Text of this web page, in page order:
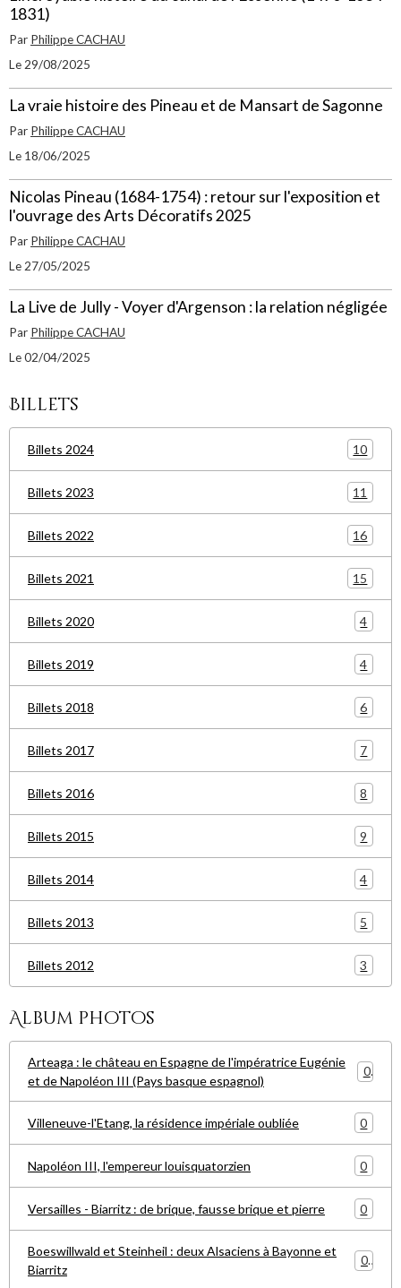
1831)
Par Philippe CACHAU
Le 29/08/2025
La vraie histoire des Pineau et de Mansart de Sagonne
Par Philippe CACHAU
Le 18/06/2025
Nicolas Pineau (1684-1754) : retour sur l'exposition et
l'ouvrage des Arts Décoratifs 2025
Par Philippe CACHAU
Le 27/05/2025
La Live de Jully - Voyer d'Argenson : la relation négligée
Par Philippe CACHAU
Le 02/04/2025
Billets
Billets 2024 10
Billets 2023 11
Billets 2022 16
Billets 2021 15
Billets 2020 4
Billets 2019 4
Billets 2018 6
Billets 2017 7
Billets 2016 8
Billets 2015 9
Billets 2014 4
Billets 2013 5
Billets 2012 3
Album photos
Arteaga : le château en Espagne de l'impératrice Eugénie
et de Napoléon III (Pays basque espagnol)
0
Villeneuve-l'Etang, la résidence impériale oubliée 0
Napoléon III, l'empereur louisquatorzien 0
Versailles - Biarritz : de brique, fausse brique et pierre 0
Boeswillwald et Steinheil : deux Alsaciens à Bayonne et
Biarritz
0